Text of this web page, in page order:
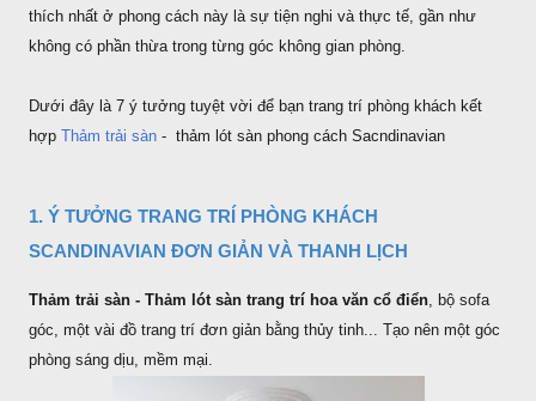
thích nhất ở phong cách này là sự tiện nghi và thực tế, gần như
không có phần thừa trong từng góc không gian phòng.
Dưới đây là 7 ý tưởng tuyệt vời để bạn trang trí phòng khách kết
hợp Thảm trải sàn - thảm lót sàn phong cách Sacndinavian
1. Ý TƯỞNG TRANG TRÍ PHÒNG KHÁCH
SCANDINAVIAN ĐƠN GIẢN VÀ THANH LỊCH
Thảm trải sàn - Thảm lót sàn trang trí hoa văn cổ điển, bộ sofa
góc, một vài đồ trang trí đơn giản bằng thủy tinh... Tạo nên một góc
phòng sáng dịu, mềm mại.